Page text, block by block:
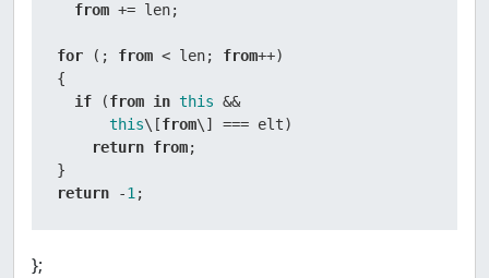
from += len;
for (; from < len; from++)
{
if (from in this &&
this\[from\] === elt)
return from;
return -1 ;
};